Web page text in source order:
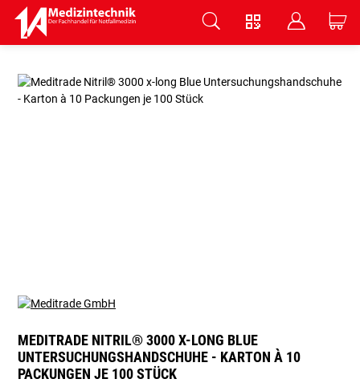
V B C
MEDITRADE NITRIL® 3000 X-LONG BLUE
UNTERSUCHUNGSHANDSCHUHE - KARTON À 10
PACKUNGEN JE 100 STÜCK